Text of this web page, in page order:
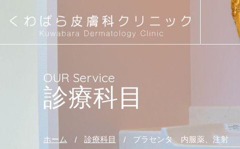
内
OUR Service
診療科目
ホーム 診療科目 プラセンタ 内服薬、注射